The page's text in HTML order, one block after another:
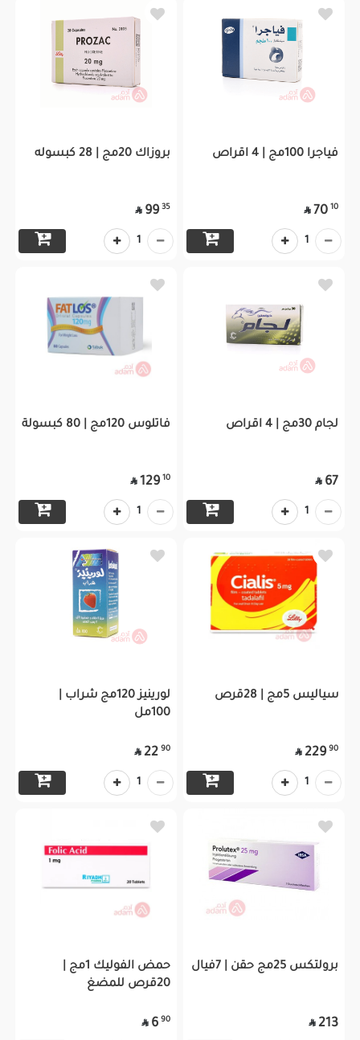
فياجرا 100مج | 4 اقراص
10
70

1
بروزاك 20مج | 28 كبسوله
35
99

1
لجام 30مج | 4 اقراص
67

1
فاتلوس 120مج | 80 كبسولة
10
129

1
سياليس 5مج | 28قرص
90
229

1
لورينيز 120مج شراب |
100مل
90
22

1
برولتكس 25مج حقن | 7فيال
213

حمض الفوليك 1مج |
20قرص للمضغ
90
6
